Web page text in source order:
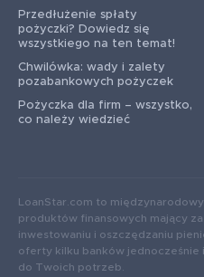
Przedłużenie spłaty
pożyczki? Dowiedz się
wszystkiego na ten temat!
Chwilówka: wady i zalety
pozabankowych pożyczek
Pożyczka dla firm – wszystko,
co należy wiedzieć
LoanStar.com to
produktów finansowych mający
inwestowaniu i oszczędzaniu
oferty kilku banków
do Twoich potrzeb.